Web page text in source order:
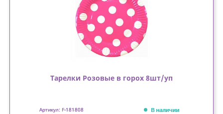
Тарелки Розовые в горох 8шт/уп
Артикул: F-181808 В наличии